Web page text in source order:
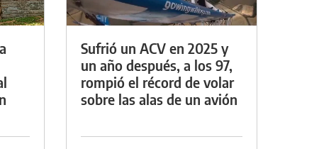
Sufrió un ACV en 2025 y
un año después, a los 97,
rompió el récord de volar
sobre las alas de un avión